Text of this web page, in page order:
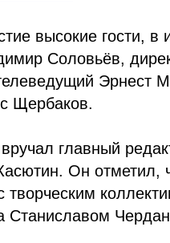
высокие гости, в
Соловьёв,
Эрнест
Щербаков.
главный
Он отметил,
творческим
Станиславом